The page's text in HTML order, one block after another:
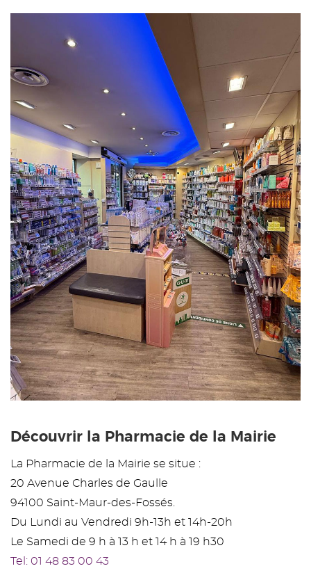
Découvrir la Pharmacie de la Mairie
La Pharmacie de la Mairie se situe :
20 Avenue Charles de Gaulle
94100 Saint-Maur-des-Fossés.
Du Lundi au Vendredi 9h-13h et 14h-20h
Le Samedi de 9 h à 13 h et 14 h à 19 h30
Tel: 01 48 83 00 43